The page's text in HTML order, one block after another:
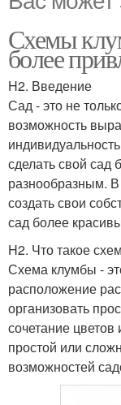
Схемы
более
H2. Введение
Сад - это не
возможность
сделать свой сад
разнообразным.
создать свои
сад более
H2. Что такое
Схема клумбы -
расположение
организовать
сочетание
простой или
возможностей